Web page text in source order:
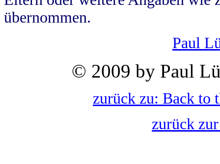
übernommen.
Paul
© 2009 by Paul
zurück zu: Back to
zurück